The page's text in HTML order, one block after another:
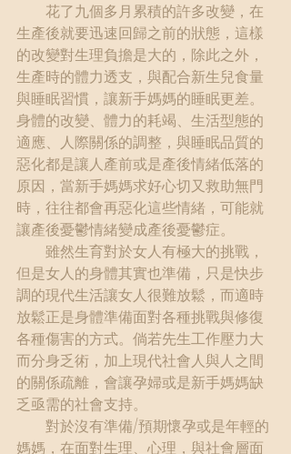
花了九個多月累積的許多改變，在
生產後就要迅速回歸之前的狀態，這樣
的改變對生理負擔是大的，除此之外，
生產時的體力透支，與配合新生兒食量
與睡眠習慣，讓新手媽媽的睡眠更差。
身體的改變、體力的耗竭、生活型態的
適應、人際關係的調整，與睡眠品質的
惡化都是讓人產前或是產後情緒低落的
原因，當新手媽媽求好心切又救助無門
時，往往都會再惡化這些情緒，可能就
讓產後憂鬱情緒變成產後憂鬱症。
雖然生育對於女人有極大的挑戰，
但是女人的身體其實也準備，只是快步
調的現代生活讓女人很難放鬆，而適時
放鬆正是身體準備面對各種挑戰與修復
各種傷害的方式。倘若先生工作壓力大
而分身乏術，加上現代社會人與人之間
的關係疏離，會讓孕婦或是新手媽媽缺
乏亟需的社會支持。
對於沒有準備/預期懷孕或是年輕的
媽媽，在面對生理、心理，與社會層面